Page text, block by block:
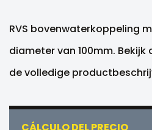
RVS bovenwaterkoppeling
diameter van 100mm.
de volledige
CÁLCULO DEL PRECIO